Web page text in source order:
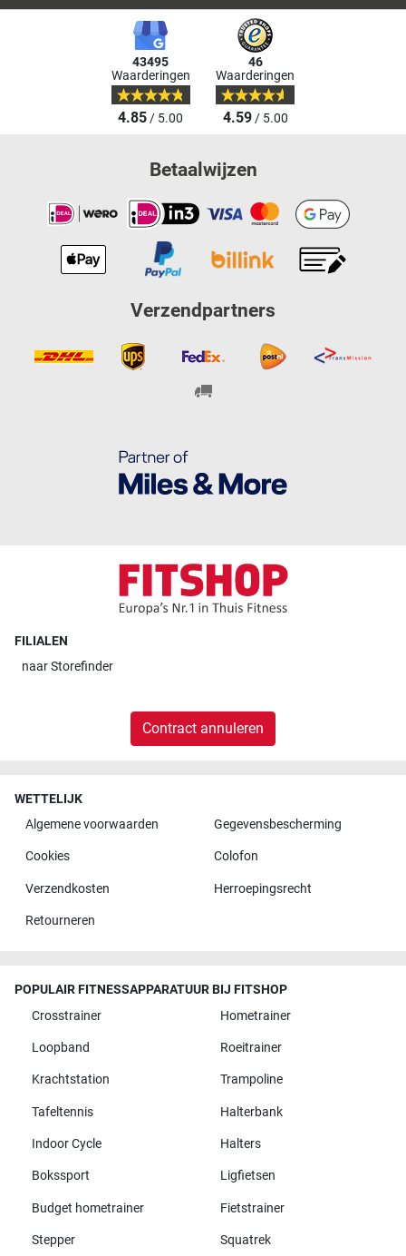
43495
Waarderingen
4.85/ 5.00
46
Waarderingen
4.59/ 5.00
Betaalwijzen
Verzendpartners
FILIALEN
naarStorefinder
Contract annuleren
WETTELIJK
Algemene voorwaarden
Gegevensbescherming
Cookies Colofon
Verzendkosten Herroepingsrecht
Retourneren
POPULAIR FITNESSAPPARATUUR BIJ FITSHOP
Crosstrainer
Hometrainer
Loopband Roeitrainer
Krachtstation Trampoline
Tafeltennis Halterbank
Indoor Cycle Halters
Bokssport Ligfietsen
Budget hometrainer Fietstrainer
Stepper Squatrek